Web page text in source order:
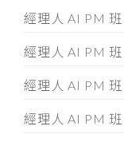
經理人 AI PM
經理人 AI PM
經理人 AI PM
經理人 AI PM